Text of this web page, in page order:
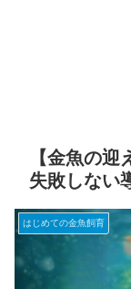
【金魚の
失敗しない
はじめての金魚飼育